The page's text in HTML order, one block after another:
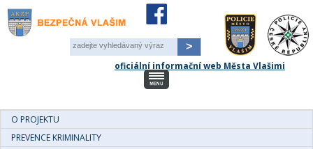
oficiální informační web Města Vlašimi
Pole
-
O PROJEKTU
PREVENCE KRIMINALITY